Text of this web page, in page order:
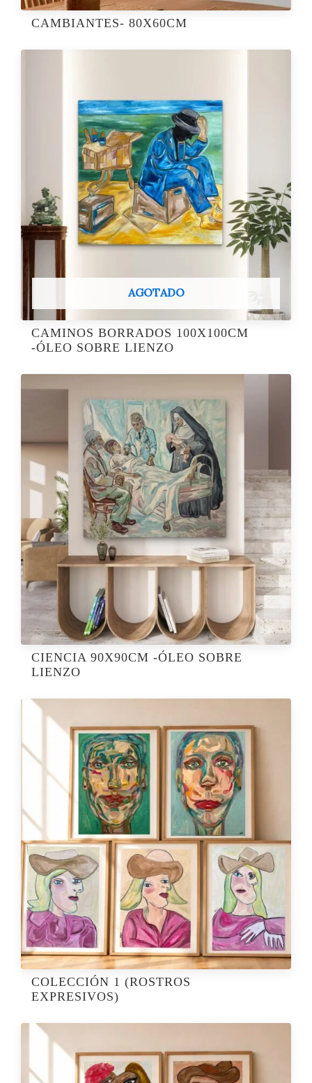
CAMBIANTES- 80X60CM
AGOTADO
CAMINOS BORRADOS 100X100CM
-ÓLEO SOBRE LIENZO
CIENCIA 90X90CM -ÓLEO SOBRE
LIENZO
COLECCIÓN 1 (ROSTROS
EXPRESIVOS)